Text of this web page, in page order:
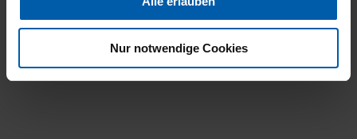
Werbung anzeigen zu können.
Klicken Sie auf "Alle erlauben", damit wir alle Cookies
Nur notwendige Cookies
Mehr laden